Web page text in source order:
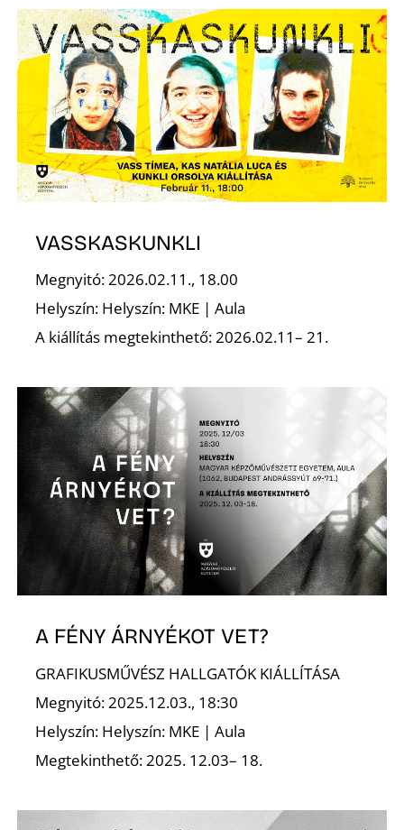
VASSKASKUNKLI
Megnyitó: 2026.02.11., 18.00
Helyszín: Helyszín: MKE | Aula
A kiállítás megtekinthető: 2026.02.11– 21.
A FÉNY ÁRNYÉKOT VET?
GRAFIKUSMŰVÉSZ HALLGATÓK KIÁLLÍTÁSA
Megnyitó: 2025.12.03., 18:30
Helyszín: Helyszín: MKE | Aula
Megtekinthető: 2025. 12.03– 18.